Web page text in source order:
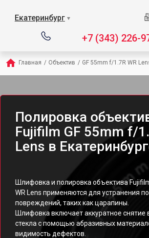
Екатеринбург ▼
+7 (343) 226-
Главная / Объектив / GF 55mm f/1.7R WR
Полировка
Fujifilm GF 55mm f/
Lens в
Шлифовка и полировка объектива
WR Lens применяются для устранения
повреждений, таких как царапины.
Шлифовка включает аккуратное снятие
стекла с помощью абразивных
видимость дефектов.